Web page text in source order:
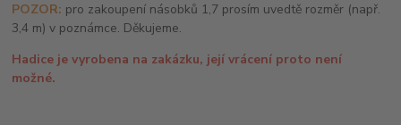
POZOR: pro zakoupení násobků 1,7 prosím uvedtě rozměr (např.
3,4 m) v poznámce. Děkujeme.
Hadice je vyrobena na zakázku, její vrácení proto není
možné.